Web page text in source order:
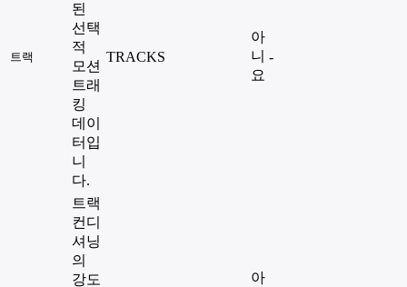
트랙
된
선택
적
모션
트래
킹
데이
터입
니
다.
TRACKS
아
니
요
-
트랙
컨디
셔닝
의
강도
아